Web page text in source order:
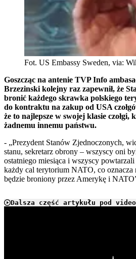
Fot. US Embassy Sweden, via:
Goszcząc na antenie TVP Info
Brzezinski kolejny raz zapewnił, że
bronić każdego skrawka polskiego
do kontraktu na zakup od USA
że to najlepsze w swojej klasie czołgi,
żadnemu innemu państwu.
- „Prezydent Stanów Zjednoczonych,
stanu, sekretarz obrony – wszyscy oni
ostatniego miesiąca i wszyscy
każdy cal terytorium NATO, co
będzie broniony przez Amerykę i
Dalsza część artykułu pod video